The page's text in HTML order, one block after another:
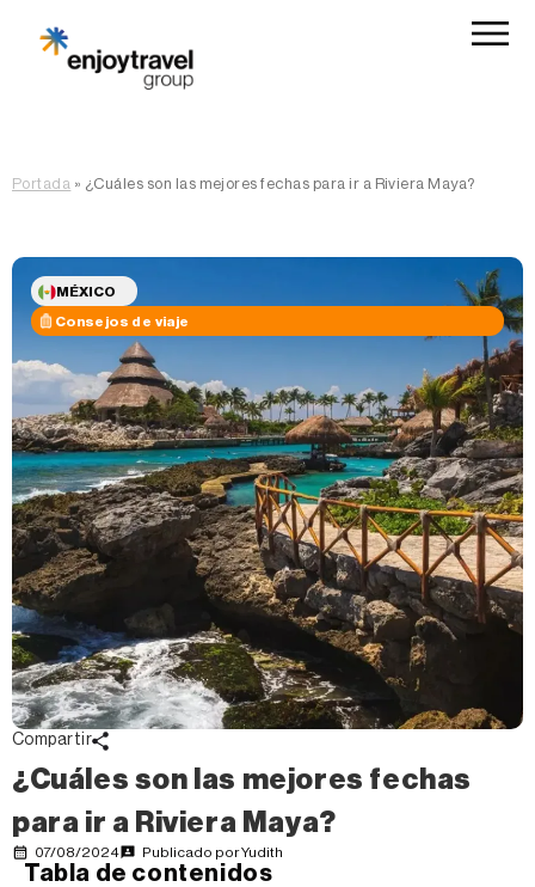
Portada » ¿Cuáles son las mejores fechas para ir a Riviera Maya?
MÉXICO
Consejos de viaje
¿Cuáles son las mejores fechas
para ir a Riviera Maya?
Compartir
07/08/2024 Publicado porYudith
Tabla de contenidos